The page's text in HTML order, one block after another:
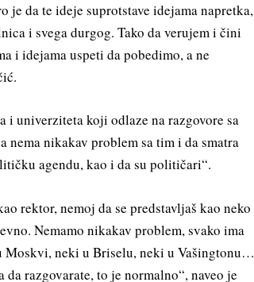
je da te ideje suprotstave idejama napretka,
i svega durgog. Tako da verujem i čini
i idejama uspeti da pobedimo, a ne
i univerziteta koji odlaze na razgovore sa
nikakav problem sa tim i da smatra
agendu, kao i da su političari“.
rektor, nemoj da se predstavljaš kao neko
Nemamo nikakav problem, svako ima
Moskvi, neki u Briselu, neki u Vašingtonu…
razgovarate, to je normalno“, naveo je